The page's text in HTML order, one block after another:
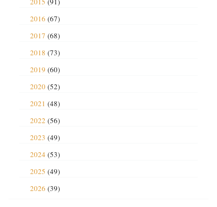
2016 (67)
2017 (68)
2018 (73)
2019 (60)
2020 (52)
2021 (48)
2022 (56)
2023 (49)
2024 (53)
2025 (49)
2026 (39)